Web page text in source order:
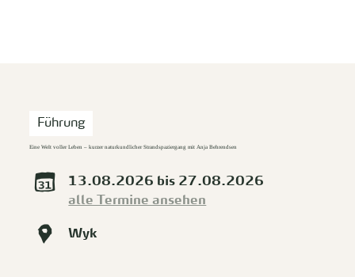
Führung
Eine Welt voller Leben – kurzer naturkundlicher Strandspaziergang mit Anja Behrendsen
13.08.2026 bis 27.08.2026
alle Termine ansehen
Wyk